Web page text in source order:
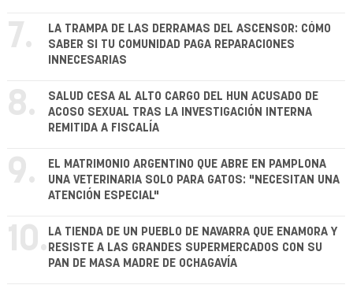
7.
LA TRAMPA DE LAS DERRAMAS DEL ASCENSOR: CÓMO
SABER SI TU COMUNIDAD PAGA REPARACIONES
INNECESARIAS
8.
SALUD CESA AL ALTO CARGO DEL HUN ACUSADO DE
ACOSO SEXUAL TRAS LA INVESTIGACIÓN INTERNA
REMITIDA A FISCALÍA
9.
EL MATRIMONIO ARGENTINO QUE ABRE EN PAMPLONA
UNA VETERINARIA SOLO PARA GATOS: "NECESITAN UNA
ATENCIÓN ESPECIAL"
10. LA TIENDA DE UN PUEBLO DE NAVARRA QUE ENAMORA Y
RESISTE A LAS GRANDES SUPERMERCADOS CON SU
PAN DE MASA MADRE DE OCHAGAVÍA